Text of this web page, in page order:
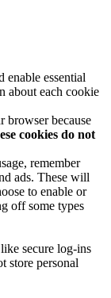
enable essential
about each cookie
browser because
cookies do not
remember
ads. These will
to enable or
off some types
secure log-ins
store personal